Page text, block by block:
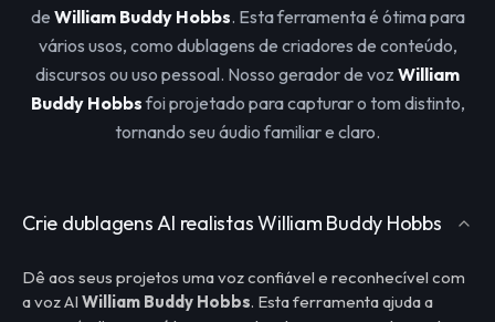
de William Buddy Hobbs. Esta ferramenta é ótima para
vários usos, como dublagens de criadores de conteúdo,
discursos ou uso pessoal. Nosso gerador de voz William
Buddy Hobbsfoi projetado para capturar o tom distinto,
tornando seu áudio familiar e claro.
Crie dublagens AI realistas William Buddy Hobbs
Dê aos seus projetos uma voz confiável e reconhecível com
a voz AI William Buddy Hobbs. Esta ferramenta ajuda a